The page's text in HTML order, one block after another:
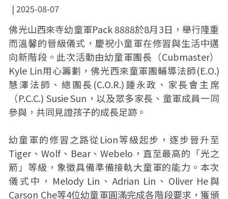
2025-08-07
佛光山西來寺幼童軍Pack 8888於8月3日，舉行隆重
而溫馨的晉級儀式，慶祝小童軍在修習與生活中邁
向新階段。此次活動由幼童軍團長（Cubmaster）
Kyle Lin用心籌劃，佛光西來童軍團輔導法師(E.O.)
慧澤法師、總團長(C.O.R.)鍾永政、家長會主席
（P.C.C.) Susie Sun，以及眾多家長、童軍成員一同
參與，共同見證孩子的成長足跡。
幼童軍的修習之路從Lion等級起步，逐步晉升至
Tiger、Wolf、Bear、Webelo，直至最高的「光之
箭」等級，象徵具備準備接軌大童軍的能力。本次
儀式中，Melody Lin、Adrian Lin、Oliver He與
Carson Che等4位幼童軍圓滿完成各階段要求，獲頒